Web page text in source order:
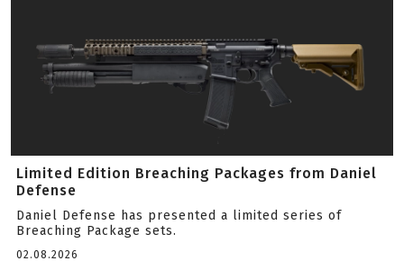
Limited Edition Breaching Packages from Daniel
Defense
Daniel Defense has presented a limited series of
Breaching Package sets.
02.08.2026